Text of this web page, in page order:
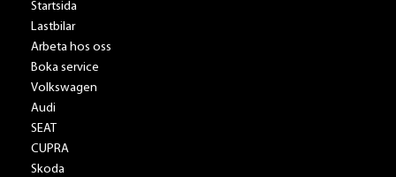
Startsida
Lastbilar
Arbeta hos oss
Boka service
Volkswagen
Audi
SEAT
CUPRA
Skoda